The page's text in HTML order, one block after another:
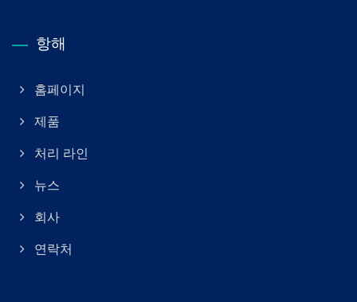
항해
홈페이지
제품
처리 라인
뉴스
회사
연락처